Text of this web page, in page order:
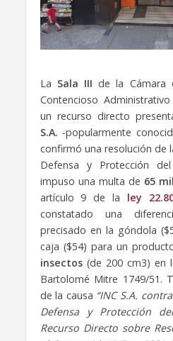
La Sala IIIde la Cámara
Contencioso
un recurso directo
S.A. -popularmente
confirmó una resolución de
Defensa y Protección
impuso una multa de 65
artículo 9 de la ley
constatado una
precisado en la góndola
caja ($54) para un
insectos(de 200 cm3) en
Bartolomé Mitre 1749/51.
de la causa “INC S.A.
Defensa y Protección
Recurso Directo sobre